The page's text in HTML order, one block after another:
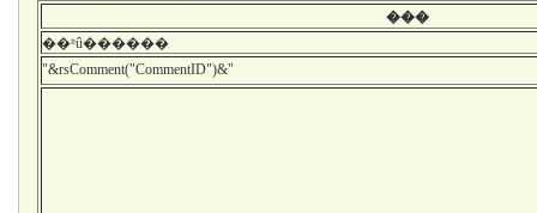
���
��ʱû������
"&rsComment("CommentID")&"